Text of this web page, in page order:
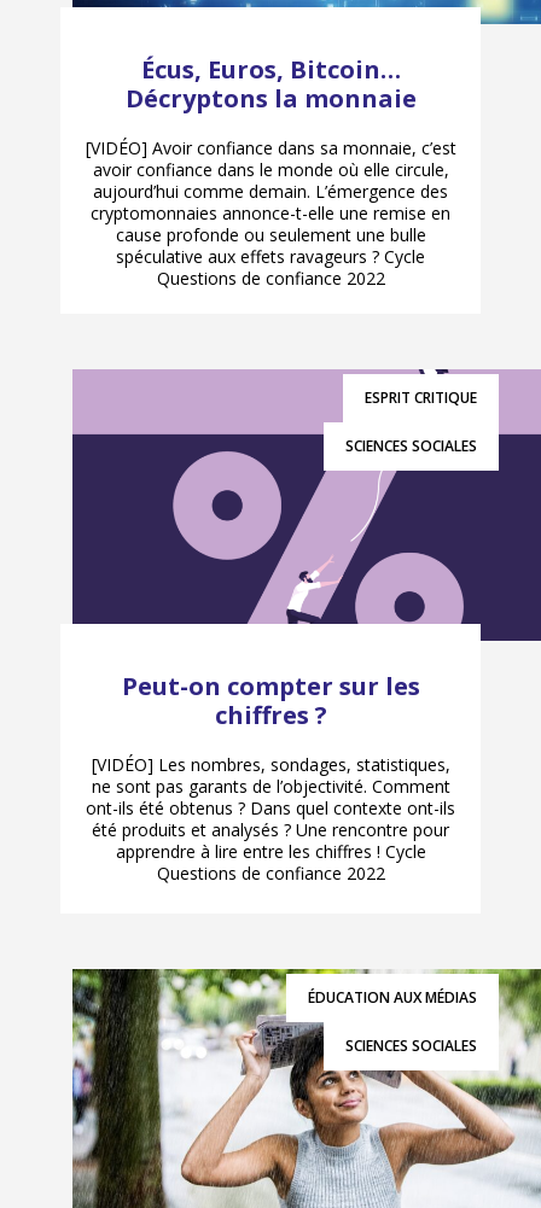
Écus, Euros, Bitcoin…
Décryptons la monnaie
[VIDÉO] Avoir confiance dans sa monnaie, c’est
avoir confiance dans le monde où elle circule,
aujourd’hui comme demain. L’émergence des
cryptomonnaies annonce-t-elle une remise en
cause profonde ou seulement une bulle
spéculative aux effets ravageurs ? Cycle
Questions de confiance 2022
ESPRIT CRITIQUE
SCIENCES SOCIALES
Peut-on compter sur les
chiffres ?
[VIDÉO] Les nombres, sondages, statistiques,
ne sont pas garants de l’objectivité. Comment
ont-ils été obtenus ? Dans quel contexte ont-ils
été produits et analysés ? Une rencontre pour
apprendre à lire entre les chiffres ! Cycle
Questions de confiance 2022
ÉDUCATION AUX MÉDIAS
SCIENCES SOCIALES